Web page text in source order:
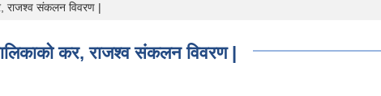
राजश्व संकलन विवरण |
कर, राजश्व संकलन विवरण |